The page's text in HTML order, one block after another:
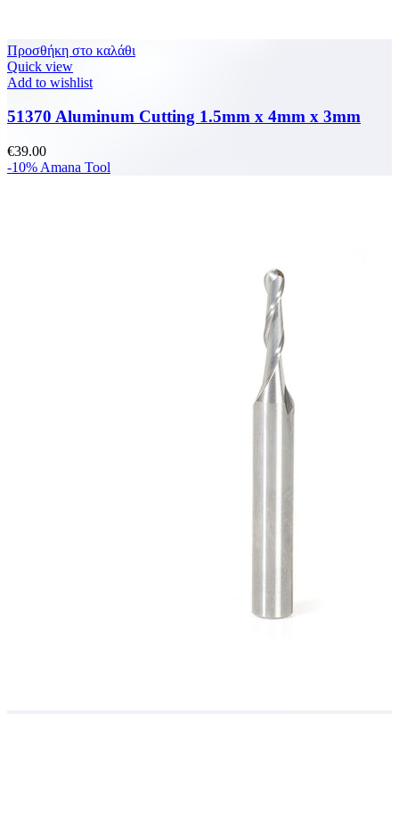
Προσθήκη στο καλάθι
Quick view
Add to wishlist
51370 Aluminum Cutting 1.5mm x 4mm x 3mm
€39.00
-10% Amana Tool